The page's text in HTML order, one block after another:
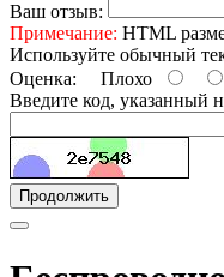
Ваш отзыв:
Примечание: HTML
Используйте обычный
Оценка: Плохо
Введите код, указанный
Продолжить